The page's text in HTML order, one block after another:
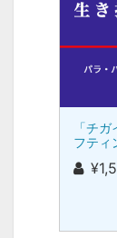
「チ
フティ